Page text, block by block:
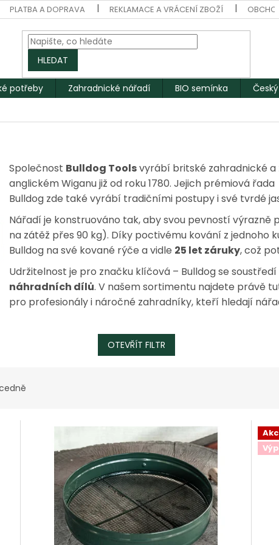
PLATBA A DOPRAVA REKLAMACE A VRÁCENÍ ZBOŽÍ
HLEDAT
potřeby Zahradnické nářadí BIO semínka
Společnost Bulldog Toolsvyrábí britské zahradnické
anglickém Wiganu již od roku 1780. Jejich prémiová řada
Bulldog zde také vyrábí tradičními postupy i své tvrdé
Nářadí je konstruováno tak, aby svou pevností
na zátěž přes 90 kg). Díky poctivému kování z jednoho
Bulldog na své kované rýče a vidle 25 let záruky, což
Udržitelnost je pro značku klíčová – Bulldog se
náhradních dílů. V našem sortimentu najdete právě
pro profesionály i náročné zahradníky, kteří hledají
OTEVŘÍT FILTR